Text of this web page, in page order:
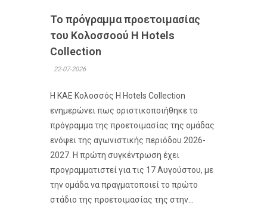
Το πρόγραμμα προετοιμασίας
του Κολοσσoού H Hotels
Collection
22-07-2026
Η ΚΑΕ Κολοσσός H Hotels Collection
ενημερώνει πως οριστικοποιήθηκε το
πρόγραμμα της προετοιμασίας της ομάδας
ενόψει της αγωνιστικής περιόδου 2026-
2027. Η πρώτη συγκέντρωση έχει
προγραμματιστεί για τις 17 Αυγούστου, με
την ομάδα να πραγματοποιεί το πρώτο
στάδιο της προετοιμασίας της στην...